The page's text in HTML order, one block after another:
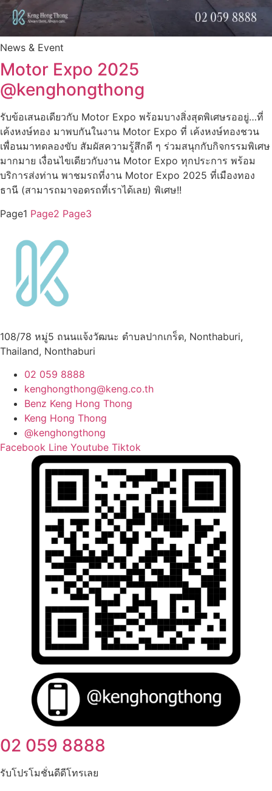
News & Event
Motor Expo 2025
@kenghongthong
รับข้อเสนอเดียวกับ Motor Expo พร้อมบางสิ่งสุดพิเศษรออยู่…ที่
เค้งหงษ์ทอง มาพบกันในงาน Motor Expo ที่ เค้งหงษ์ทองชวน
เพื่อนมาทดลองขับ สัมผัสความรู้สึกดี ๆ ร่วมสนุกกับกิจกรรมพิเศษ
มากมาย เงื่อนไขเดียวกับงาน Motor Expo ทุกประการ พร้อม
บริการส่งท่าน พาชมรถที่งาน Motor Expo 2025 ที่เมืองทอง
ธานี (สามารถมาจอดรถที่เราได้เลย) พิเศษ!!
Page1 Page2 Page3
108/78 หมู่5 ถนนแจ้งวัฒนะ ตำบลปากเกร็ด, Nonthaburi,
Thailand, Nonthaburi
02 059 8888
kenghongthong@keng.co.th
Benz Keng Hong Thong
Keng Hong Thong
@kenghongthong
Facebook Line Youtube Tiktok
02 059 8888
รับโปรโมชั่นดีดีโทรเลย